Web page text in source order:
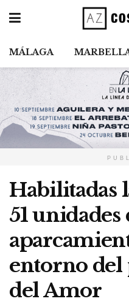
MÁLAGA
Habilitadas
51 unidades
entorno del
del Amor